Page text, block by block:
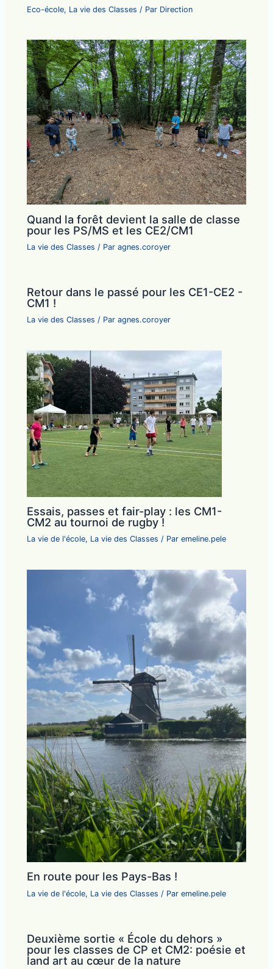
Eco-école, La vie des Classes / Par Direction
Quand la forêt devient la salle de classe
pour les PS/MS et les CE2/CM1
La vie des Classes / Paragnes.coroyer
Retour dans le passé pour les CE1-CE2 -
CM1 !
La vie des Classes / Paragnes.coroyer
Essais, passes et fair-play : les CM1-
CM2 au tournoi de rugby !
La vie de l'école, La vie des Classes / Paremeline.pele
En route pour les Pays-Bas !
La vie de l'école, La vie des Classes / Paremeline.pele
Deuxième sortie « École du dehors »
pour les classes de CP et CM2: poésie et
land art au cœur de la nature